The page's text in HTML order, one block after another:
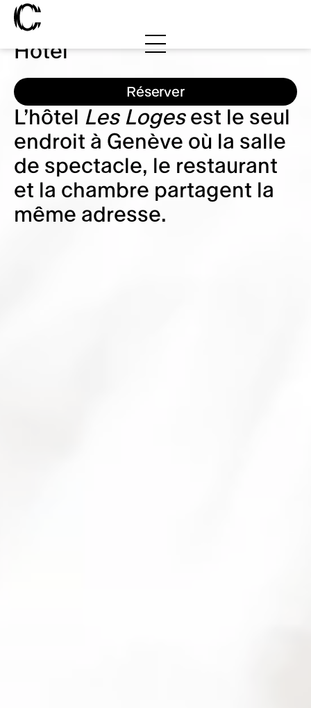
Aller au contenu principal
Concorde
Le projet
Centre culturel
Entités résidentes
Équipes
Actualités
Programmation
Saison 2026-2027
Calendrier
Artistes
Billetterie et tarifs
Espaces
Espaces à louer et à privatiser
Restaurant
Hôtel(actuel)
Logements
Vous êtes ici:
Accueil
Hôtel
Réserver(s'ouvre dans une
L’hôtel Les Logesest le seul
endroit à Genève où la salle
de spectacle, le restaurant
et la chambre partagent la
même adresse.